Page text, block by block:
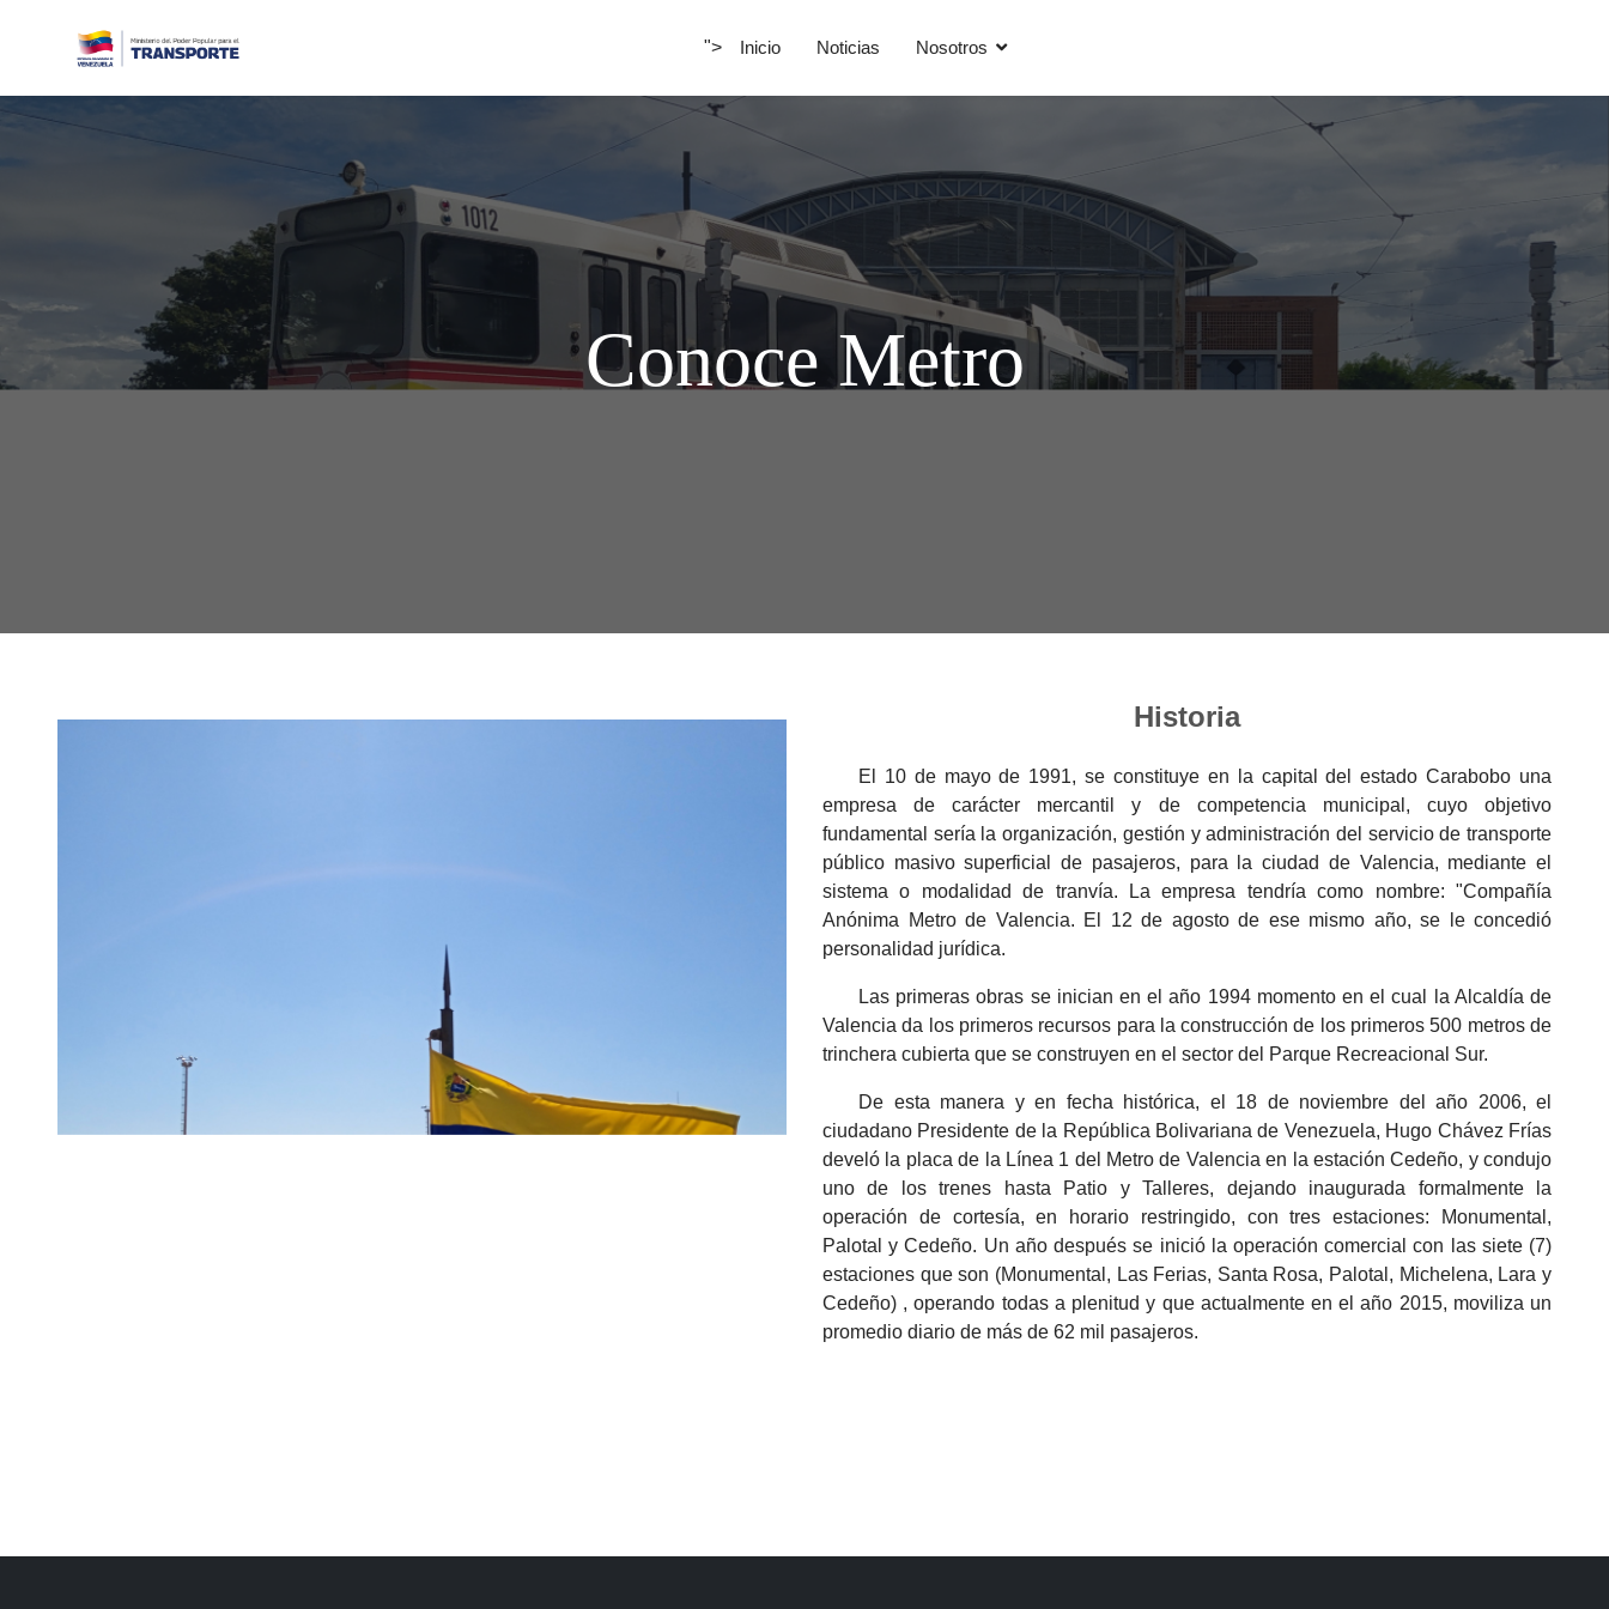
"> Inicio Noticias Nosotros
Conoce Metro
Historia
El 10 de mayo de 1991, se constituye en la capital del estado Carabobo una
empresa de carácter mercantil y de competencia municipal, cuyo objetivo
fundamental sería la organización, gestión y administración del servicio de transporte
público masivo superficial de pasajeros, para la ciudad de Valencia, mediante el
sistema o modalidad de tranvía. La empresa tendría como nombre: "Compañía
Anónima Metro de Valencia. El 12 de agosto de ese mismo año, se le concedió
personalidad jurídica.
Las primeras obras se inician en el año 1994 momento en el cual la Alcaldía de
Valencia da los primeros recursos para la construcción de los primeros 500 metros de
trinchera cubierta que se construyen en el sector del Parque Recreacional Sur.
De esta manera y en fecha histórica, el 18 de noviembre del año 2006, el
ciudadano Presidente de la República Bolivariana de Venezuela, Hugo Chávez Frías
develó la placa de la Línea 1 del Metro de Valencia en la estación Cedeño, y condujo
uno de los trenes hasta Patio y Talleres, dejando inaugurada formalmente la
operación de cortesía, en horario restringido, con tres estaciones: Monumental,
Palotal y Cedeño. Un año después se inició la operación comercial con las siete (7)
estaciones que son (Monumental, Las Ferias, Santa Rosa, Palotal, Michelena, Lara y
Cedeño) , operando todas a plenitud y que actualmente en el año 2015, moviliza un
promedio diario de más de 62 mil pasajeros.